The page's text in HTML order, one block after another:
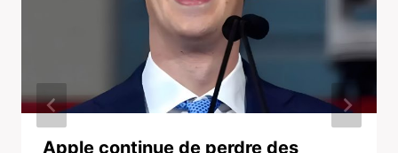
Apple continue de perdre des